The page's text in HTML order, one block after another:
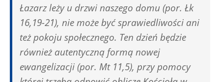
Łazarz leży u drzwi naszego domu (por. Łk
16,19-21), nie może być sprawiedliwości ani
też pokoju społecznego. Ten dzień będzie
również autentyczną formą nowej
ewangelizacji (por. Mt 11,5), przy pomocy